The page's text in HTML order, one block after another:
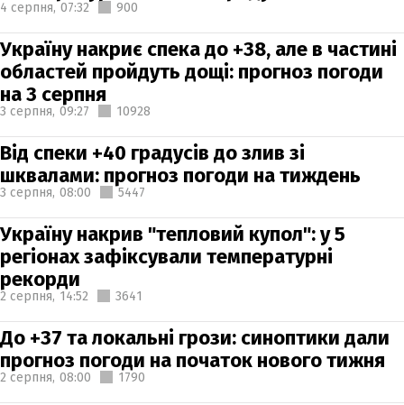
4 серпня, 07:32 900
Україну накриє спека до +38, але в частині
областей пройдуть дощі: прогноз погоди
на 3 серпня
3 серпня, 09:27 10928
Від спеки +40 градусів до злив зі
шквалами: прогноз погоди на тиждень
3 серпня, 08:00 5447
Україну накрив "тепловий купол": у 5
регіонах зафіксували температурні
рекорди
2 серпня, 14:52 3641
До +37 та локальні грози: синоптики дали
прогноз погоди на початок нового тижня
2 серпня, 08:00 1790